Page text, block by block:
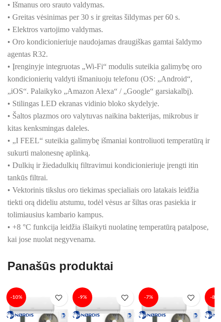
• Išmanus oro srauto valdymas.
• Greitas vėsinimas per 30 s ir greitas šildymas per 60 s.
• Elektros vartojimo valdymas.
• Oro kondicionieriuje naudojamas draugiškas gamtai šaldymo
agentas R32.
• Įrenginyje integruotas „Wi-Fi“ modulis suteikia galimybę oro
kondicionierių valdyti išmaniuoju telefonu (OS: „Android“,
„iOS“. Palaikyko „Amazon Alexa“ / „Google“ garsiakalbį).
• Stilingas LED ekranas vidinio bloko skydelyje.
• Šaltos plazmos oro valytuvas naikina bakterijas, mikrobus ir
kitas kenksmingas daleles.
• „I FEEL“ suteikia galimybę išmaniai kontroliuoti temperatūrą ir
sukurti malonesnę aplinką.
• Dulkių ir žiedadulkių filtravimui kondicionieriuje įrengti itin
tankūs filtrai.
• Vektorinis tikslus oro tiekimas specialiais oro latakais leidžia
tiekti orą dideliu atstumu, todėl vėsus ar šiltas oras pasiekia ir
tolimiausius kambario kampus.
• +8 °C funkcija leidžia išlaikyti nuolatinę temperatūrą patalpose,
kai jose nuolat negyvenama.
Panašūs produktai
-10% -9% -7% -8%